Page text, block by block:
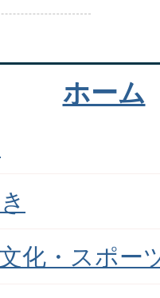
ホーム
化・スポー